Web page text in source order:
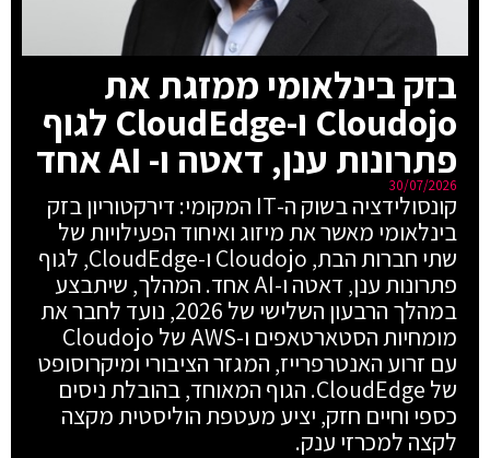
בזק בינלאומי ממזגת את
Cloudojo ו-CloudEdge לגוף
פתרונות ענן, דאטה ו- AI אחד
30/07/2026
קונסולידציה בשוק ה-IT המקומי: דירקטוריון בזק
בינלאומי מאשר את מיזוג ואיחוד הפעילויות של
שתי חברות הבת, Cloudojo ו-CloudEdge, לגוף
פתרונות ענן, דאטה ו-AI אחד. המהלך, שיתבצע
במהלך הרבעון השלישי של 2026, נועד לחבר את
מומחיות הסטארטאפים ו-AWS של Cloudojo
עם זרוע האנטרפרייז, המגזר הציבורי ומיקרוסופט
של CloudEdge. הגוף המאוחד, בהובלת ניסים
כספי וחיים חזק, יציע מעטפת הוליסטית מקצה
לקצה למכרזי ענק.